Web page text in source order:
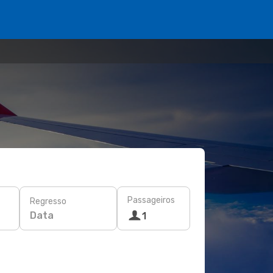
Regresso
Data
Passageiros
1